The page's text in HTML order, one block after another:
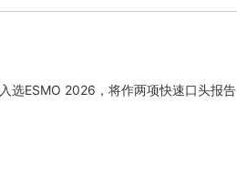
选ESMO 2026，将作两项快速口头报告